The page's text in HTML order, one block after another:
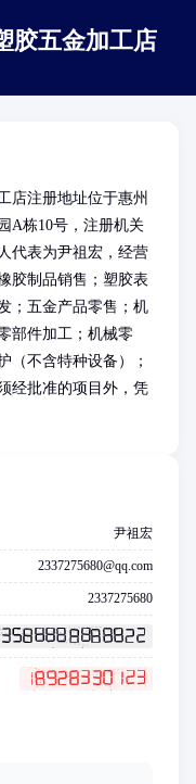
胶五金加工店
店注册地址位于惠州
A栋10号，注册机关
代表为尹祖宏，经营
胶制品销售；塑胶表
；五金产品零售；机
部件加工；机械零
（不含特种设备）；
经批准的项目外，凭
尹祖宏
2337275680@qq.com
2337275680